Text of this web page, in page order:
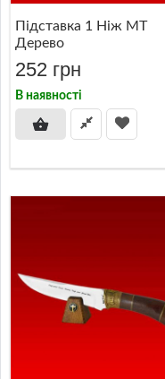
Підставка 1 Ніж МТ
Дерево
252 грн
В наявності